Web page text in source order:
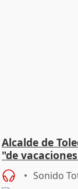
Alcalde de
"de
Sonido